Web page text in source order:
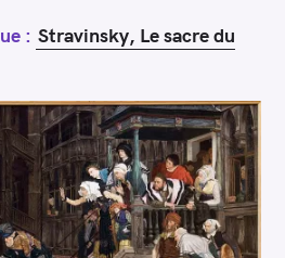
: Stravinsky, Le sacre du